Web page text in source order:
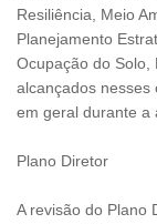
Resiliência, Meio
Planejamento
Ocupação do Solo,
alcançados nesses
em geral durante a
Plano Diretor
A revisão do Plano